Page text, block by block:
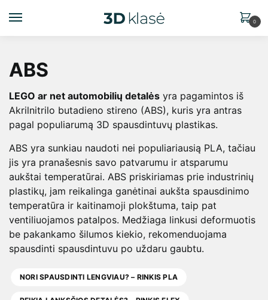
0
ABS
LEGO ar net automobilių detalės yra pagamintos iš
Akrilnitrilo butadieno stireno (ABS), kuris yra antras
pagal populiarumą 3D spausdintuvų plastikas.
ABS yra sunkiau naudoti nei populiariausią PLA, tačiau
jis yra pranašesnis savo patvarumu ir atsparumu
aukštai temperatūrai. ABS priskiriamas prie industrinių
plastikų, jam reikalinga ganėtinai aukšta spausdinimo
temperatūra ir kaitinamoji plokštuma, taip pat
ventiliuojamos patalpos. Medžiaga linkusi deformuotis
be pakankamo šilumos kiekio, rekomenduojama
spausdinti spausdintuvu po uždaru gaubtu.
NORI SPAUSDINTI LENGVIAU? – RINKIS PLA